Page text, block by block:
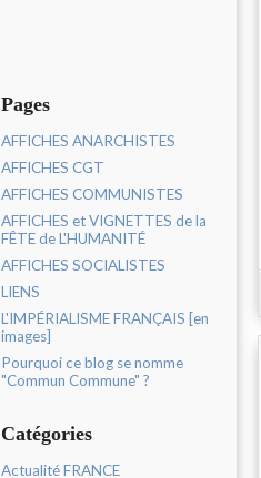
Pages
AFFICHES ANARCHISTES
AFFICHES CGT
AFFICHES COMMUNISTES
AFFICHES et VIGNETTES de la
FÊTE de L'HUMANITÉ
AFFICHES SOCIALISTES
LIENS
L'IMPÉRIALISME FRANÇAIS [en
images]
Pourquoi ce blog se nomme
"Commun Commune" ?
Catégories
Actualité FRANCE